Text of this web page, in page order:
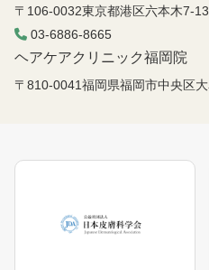
〒106-0032東京都港区六本木7-
03-6886-8665
ヘアケアクリニック福岡院
〒810-0041福岡県福岡市中央区